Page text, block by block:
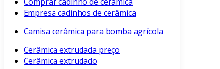
Empresa cadinhos de cerâmica
Camisa cerâmica para bomba agrícola
Cerâmica extrudada preço
Cerâmica extrudado